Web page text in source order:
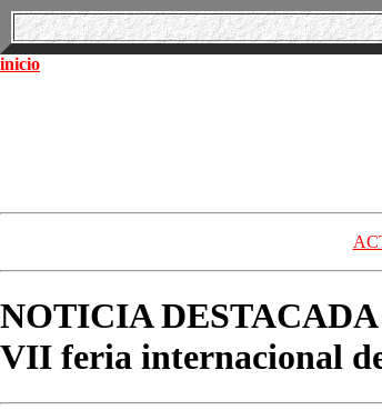
inicio
NOTICIA
VII feria internacional